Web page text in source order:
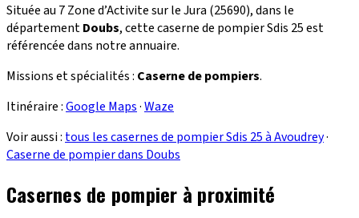
Située au 7 Zone d’Activite sur le Jura (25690), dans le
départementDoubs, cette caserne de pompier Sdis 25 est
référencée dans notre annuaire.
Missions et spécialités : Caserne de pompiers.
Itinéraire :Google Maps·Waze
Voir aussi : tous les casernes de pompier Sdis 25 à Avoudrey·
Caserne de pompier dans Doubs
Casernes de pompier à proximité